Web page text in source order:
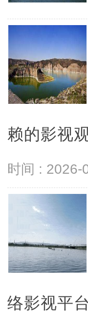
赖的影视
时间 : 2026-
络影视平